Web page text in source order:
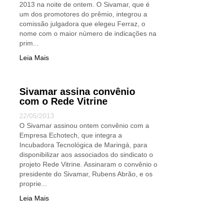
2013 na noite de ontem. O Sivamar, que é
um dos promotores do prêmio, integrou a
comissão julgadora que elegeu Ferraz, o
nome com o maior número de indicações na
prim...
Leia Mais
Sivamar assina convênio
com o Rede Vitrine
22/05/2013
O Sivamar assinou ontem convênio com a
Empresa Echotech, que integra a
Incubadora Tecnológica de Maringá, para
disponibilizar aos associados do sindicato o
projeto Rede Vitrine. Assinaram o convênio o
presidente do Sivamar, Rubens Abrão, e os
proprie...
Leia Mais